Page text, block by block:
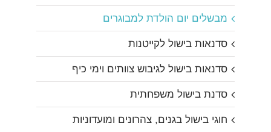
מבשלים יום הולדת למבוגרים
סדנאות בישול לקייטנות
סדנאות בישול לגיבוש צוותים וימי כיף
סדנת בישול משפחתית
חוגי בישול בגנים, צהרונים ומועדוניות